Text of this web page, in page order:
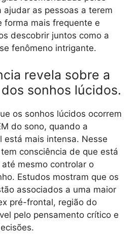
ajudar as pessoas a terem
forma mais frequente e
descobrir juntos como a
fenômeno intrigante.
revela sobre a
sonhos lúcidos.
os sonhos lúcidos ocorrem
do sono, quando a
está mais intensa. Nesse
consciência de que está
mesmo controlar o
Estudos mostram que os
associados a uma maior
pré-frontal, região do
pelo pensamento crítico e